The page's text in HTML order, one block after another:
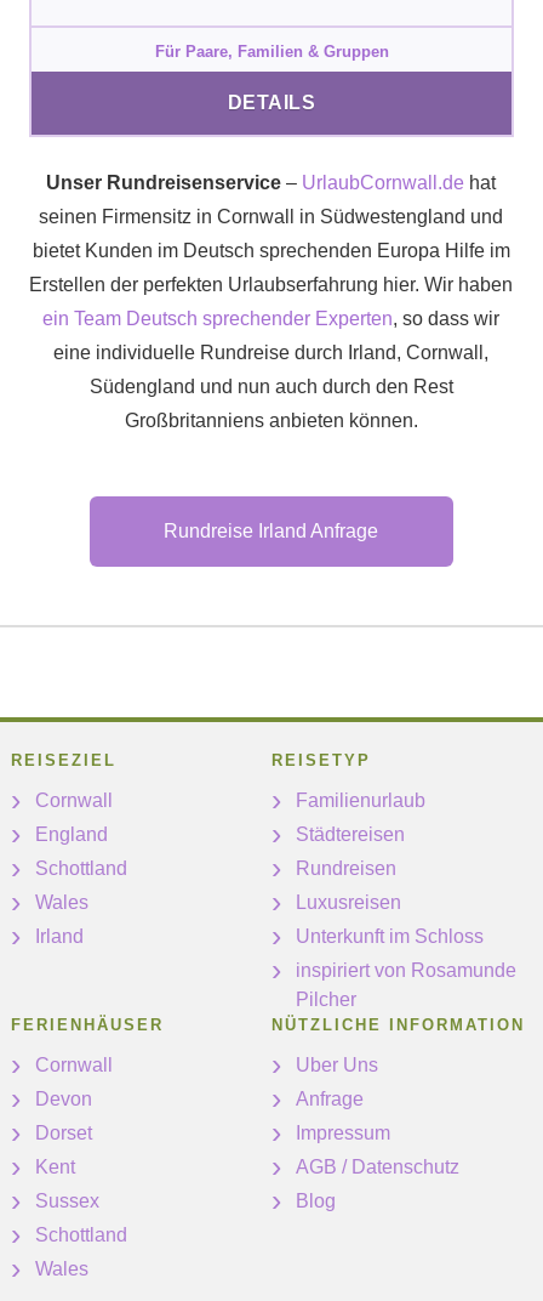
Für Paare, Familien & Gruppen
DETAILS
Unser Rundreisenservice – UrlaubCornwall.de hat
seinen Firmensitz in Cornwall in Südwestengland und
bietet Kunden im Deutsch sprechenden Europa Hilfe im
Erstellen der perfekten Urlaubserfahrung hier. Wir haben
ein Team Deutsch sprechender Experten, so dass wir
eine individuelle Rundreise durch Irland, Cornwall,
Südengland und nun auch durch den Rest
Großbritanniens anbieten können.
Rundreise Irland Anfrage
REISEZIEL
Cornwall
England
Schottland
Wales
Irland
REISETYP
Familienurlaub
Städtereisen
Rundreisen
Luxusreisen
Unterkunft im Schloss
inspiriert von Rosamunde
Pilcher
FERIENHÄUSER
Cornwall
Devon
Dorset
Kent
Sussex
Schottland
Wales
NÜTZLICHE INFORMATION
Uber Uns
Anfrage
Impressum
AGB / Datenschutz
Blog